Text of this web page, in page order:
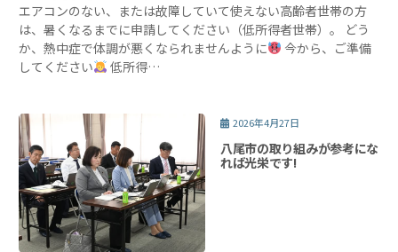
エアコンのない、または故障していて使えない高齢者世帯の方
は、暑くなるまでに申請してください（低所得者世帯）。 どう
か、熱中症で体調が悪くなられませんように
今から、ご準備
してください
低所得…
2026年4月27日
八尾市の取り組みが参考にな
れば光栄です!